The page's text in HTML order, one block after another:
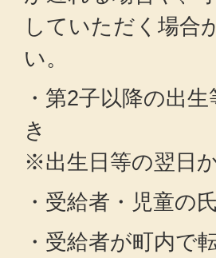
していただく場合
い。
・第2子以降の出
き
※出生日等の翌日
・受給者・児童の
・受給者が町内で